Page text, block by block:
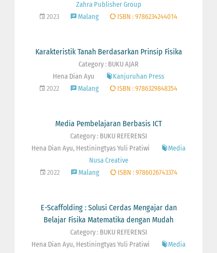
Zahra Publisher Group
2023
Malang ISBN : 9786234244014
Karakteristik Tanah Berdasarkan Prinsip Fisika
Category : BUKU AJAR
Hena Dian Ayu
Kanjuruhan Press
2022
Malang ISBN : 9786329848354
Media Pembelajaran Berbasis ICT
Category : BUKU REFERENSI
Hena Dian Ayu, Hestiningtyas Yuli Pratiwi
Media
Nusa Creative
2022
Malang ISBN : 9786026743374
E-Scaffolding : Solusi Cerdas Mengajar dan
Belajar Fisika Matematika dengan Mudah
Category : BUKU REFERENSI
Hena Dian Ayu, Hestiningtyas Yuli Pratiwi
Media